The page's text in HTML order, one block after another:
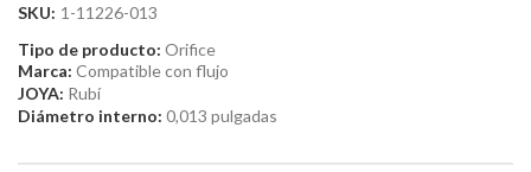
SKU: 1-11226-013
Tipo de producto: Orifice
Marca: Compatible con flujo
JOYA: Rubí
Diámetro interno: 0,013 pulgadas